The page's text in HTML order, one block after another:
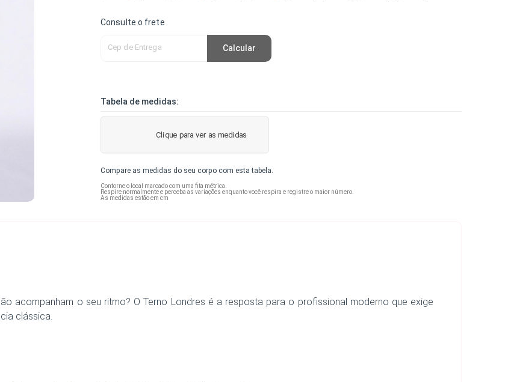
Consulte o frete
Cep de Entrega Calcular
Tabela de medidas:
Clique para ver as medidas
Compare as medidas do seu corpo com esta tabela.
Contorne o local marcado com uma fita métrica.
Respire normalmente e perceba as variações enquanto você respira e registre o maior número.
As medidas estão em cm
acompanham o seu ritmo? O Terno Londres é a resposta para o profissional moderno que exige
clássica.